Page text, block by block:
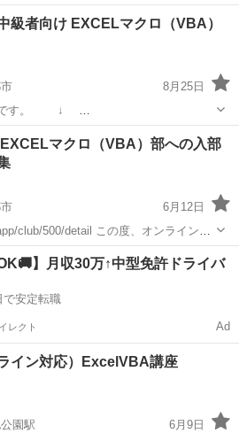
AIをプログラミングに活かすコツ...
飛び入り参加
級者向け EXCELマクロ（VBA）
8月25日
）です。 ↓
日 時： 2022年
５:００​ 場 所...
EXCELマクロ（VBA）部への入部
6月12日
料で参加できる 「EXCELマクロ (VBA)
無料
】月収30万↑中型免許ドライバ
で安定転職
レクト Ad
イン対応）ExcelVBA講座
園駅
6月9日